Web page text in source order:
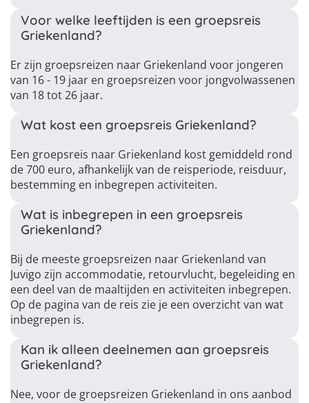
Voor welke leeftijden is een groepsreis
Griekenland?
Er zijn groepsreizen naar Griekenland voor jongeren
van 16 - 19 jaar en groepsreizen voor jongvolwassenen
van 18 tot 26 jaar.
Wat kost een groepsreis Griekenland?
Een groepsreis naar Griekenland kost gemiddeld rond
de 700 euro, afhankelijk van de reisperiode, reisduur,
bestemming en inbegrepen activiteiten.
Wat is inbegrepen in een groepsreis
Griekenland?
Bij de meeste groepsreizen naar Griekenland van
Juvigo zijn accommodatie, retourvlucht, begeleiding en
een deel van de maaltijden en activiteiten inbegrepen.
Op de pagina van de reis zie je een overzicht van wat
inbegrepen is.
Kan ik alleen deelnemen aan groepsreis
Griekenland?
Nee, voor de groepsreizen Griekenland in ons aanbod